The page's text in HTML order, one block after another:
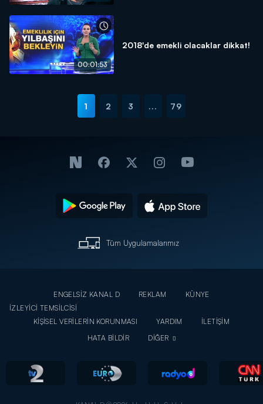
00:01:53
2018'de emekli olacaklar dikkat!
1 2 3 ... 79
Tüm Uygulamalarımız
ENGELSİZ KANAL D REKLAM
KÜNYE
İZLEYİCİ TEMSİLCİSİ
KİŞİSEL VERİLERİN KORUNMASI
YARDIM
İLETİŞİM
HATA BİLDİR
DİĞER